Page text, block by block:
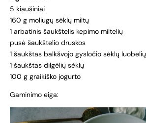
5 kiaušiniai
160 g moliugų sėklų miltų
1 arbatinis šaukštelis kepimo miltelių
pusė šaukštelio druskos
1 šaukštas balkšvojo gysločio sėklų luobelių
1 šaukštas dilgėlių sėklų
100 g graikiško jogurto
Gaminimo eiga: